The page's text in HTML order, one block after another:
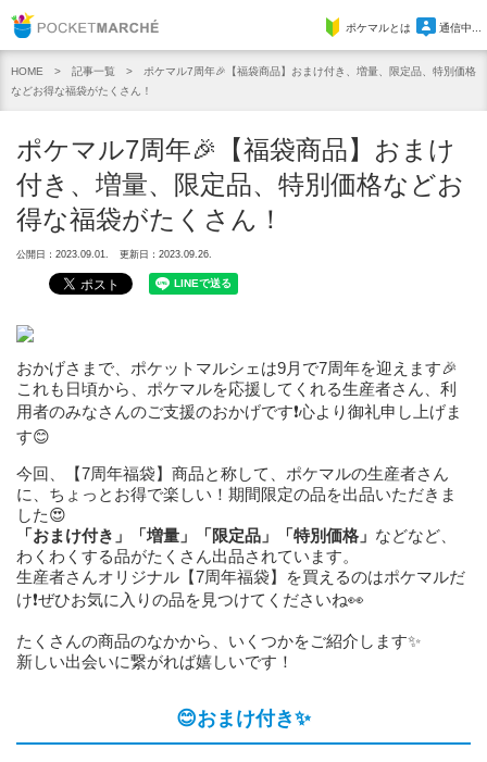
Pocket Marcheポケマルとは 通信中...
HOME 記事一覧
ポケマル7周年🎉【福袋商品】おまけ付き、増量、限定品、特別価格
などお得な福袋がたくさん！
ポケマル7周年🎉【福袋商品】おまけ
付き、増量、限定品、特別価格などお
得な福袋がたくさん！
公開日：2023.09.01. 更新日：2023.09.26.
おかげさまで、ポケットマルシェは9月で7周年を迎えます🎉
これも日頃から、ポケマルを応援してくれる生産者さん、利
用者のみなさんのご支援のおかげです❗心より御礼申し上げま
す😊
今回、【7周年福袋】商品と称して、ポケマルの生産者さん
に、ちょっとお得で楽しい！期間限定の品を出品いただきま
した😍
「おまけ付き」「増量」「限定品」「特別価格」 などなど、
わくわくする品がたくさん出品されています。
生産者さんオリジナル【7周年福袋】を買えるのはポケマルだ
け❗ぜひお気に入りの品を見つけてくださいね👀
たくさんの商品のなかから、いくつかをご紹介します✨
新しい出会いに繋がれば嬉しいです！
😊おまけ付き✨